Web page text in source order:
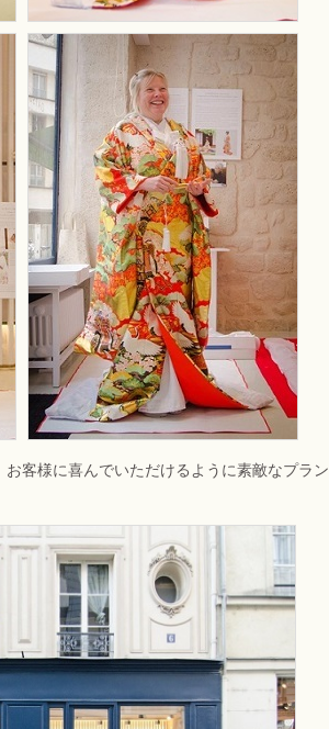
客様に喜んでいただけるように素敵なプラン